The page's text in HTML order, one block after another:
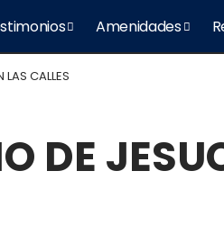
Amenidades
CALLES
DE